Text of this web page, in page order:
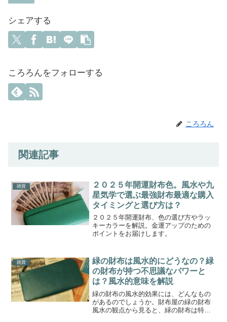
シェアする
ころろんをフォローする
ころろん
関連記事
雑貨
２０２５年開運財布色。風水や九
星気学で選ぶ最強財布最適な購入
タイミングと選び方は？
２０２５年開運財布、色の選び方やラッ
キーカラーを解説。金運アップのための
ポイントをお届けします。
雑貨
緑の財布は風水的にどうなの？緑
の財布が持つ不思議なパワーと
は？風水的意味を解説
緑の財布の風水的効果には、どんなもの
があるのでしょうか。財布屋の緑の財布
風水の観点から見ると、緑の財布は特に